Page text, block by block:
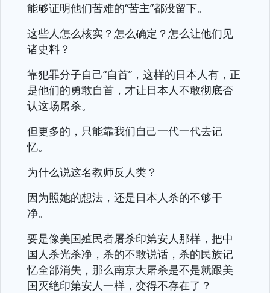
能够证明他们苦难的“苦主”都没留下。
这些人怎么核实？怎么确定？怎么让他们见
诸史料？
靠犯罪分子自己“自首”，这样的日本人有，正
是他们的勇敢自首，才让日本人不敢彻底否
认这场屠杀。
但更多的，只能靠我们自己一代一代去记
忆。
为什么说这名教师反人类？
因为照她的想法，还是日本人杀的不够干
净。
要是像美国殖民者屠杀印第安人那样，把中
国人杀光杀净，杀的不敢说话，杀的民族记
忆全部消失，那么南京大屠杀是不是就跟美
国灭绝印第安人一样，变得不存在了？